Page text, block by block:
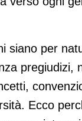
siano per
pregiudizi,
Ecco